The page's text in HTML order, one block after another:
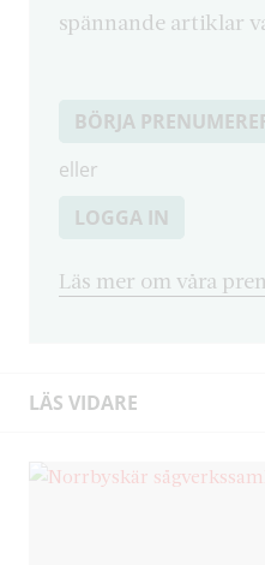
spännande artiklar
BÖRJA
eller
LOGGA IN
Läs mer om våra
LÄS VIDARE